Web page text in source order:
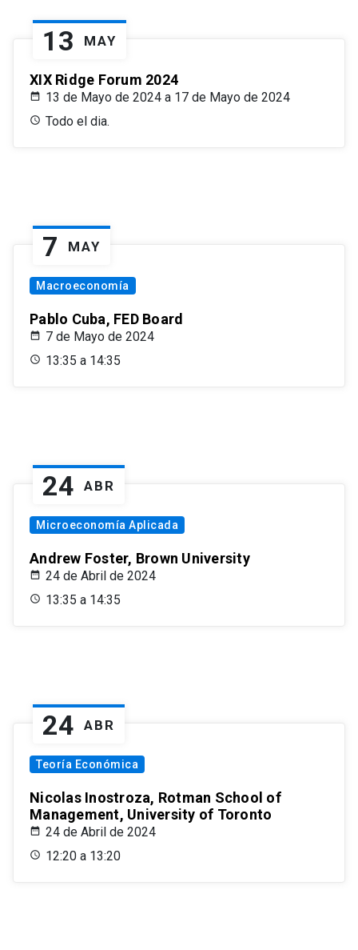
13 MAY
XIX Ridge Forum 2024
13 de Mayo de 2024 a 17 de Mayo de 2024
Todo el dia.
7 MAY
Macroeconomía
Pablo Cuba, FED Board
7 de Mayo de 2024
13:35 a 14:35
24 ABR
Microeconomía Aplicada
Andrew Foster, Brown University
24 de Abril de 2024
13:35 a 14:35
24 ABR
Teoría Económica
Nicolas Inostroza, Rotman School of
Management, University of Toronto
24 de Abril de 2024
12:20 a 13:20